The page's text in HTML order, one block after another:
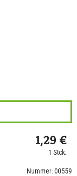
1,29 €
1 Stck.
Nummer: 00559